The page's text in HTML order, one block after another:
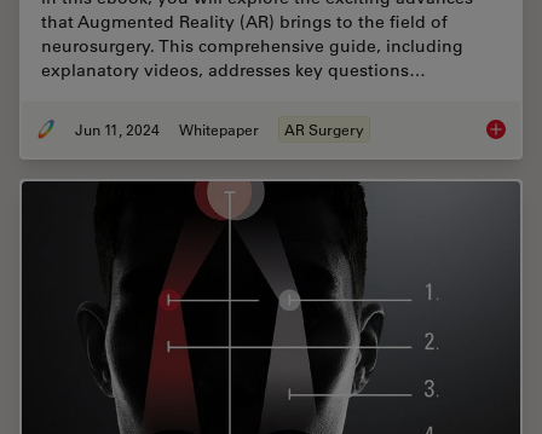
that Augmented Reality (AR) brings to the field of
neurosurgery. This comprehensive guide, including
explanatory videos, addresses key questions…
Jun 11, 2024 Whitepaper AR Surgery